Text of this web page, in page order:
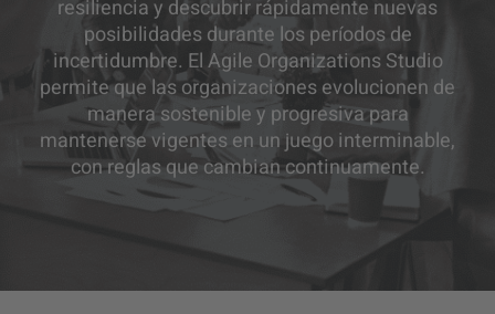
resiliencia y descubrir rápidamente nuevas
posibilidades durante los períodos de
incertidumbre. El Agile Organizations Studio
permite que las organizaciones evolucionen de
manera sostenible y progresiva para
mantenerse vigentes en un juego interminable,
con reglas que cambian continuamente.